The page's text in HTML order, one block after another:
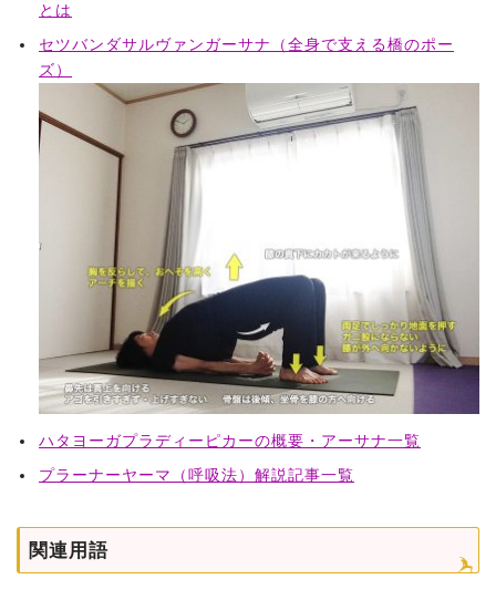
とは
セツバンダサルヴァンガーサナ（全身で支える橋のポー
ズ）
ハタヨーガプラディーピカーの概要・アーサナ一覧
プラーナーヤーマ（呼吸法）解説記事一覧
関連用語